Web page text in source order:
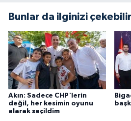
Bunlar da ilginizi çekebilir
Akın: Sadece CHP'lerin
değil, her kesimin oyunu
alarak seçildim